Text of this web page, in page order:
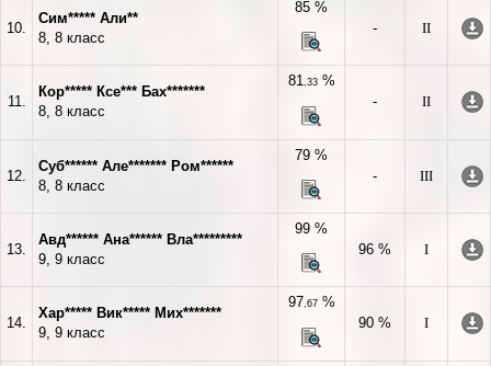
10.
Сим***** Али**
8, 8 класс
85 %
-
II
11.
Кор***** Ксе*** Бах*******
8, 8 класс
81,33%
-
II
12.
Суб****** Але******* Ром******
8, 8 класс
79 %
-
III
13.
Авд****** Ана****** Вла*********
9, 9 класс
99 %
96 %
I
14.
Хар***** Вик***** Мих*******
9, 9 класс
97,67%
90 %
I